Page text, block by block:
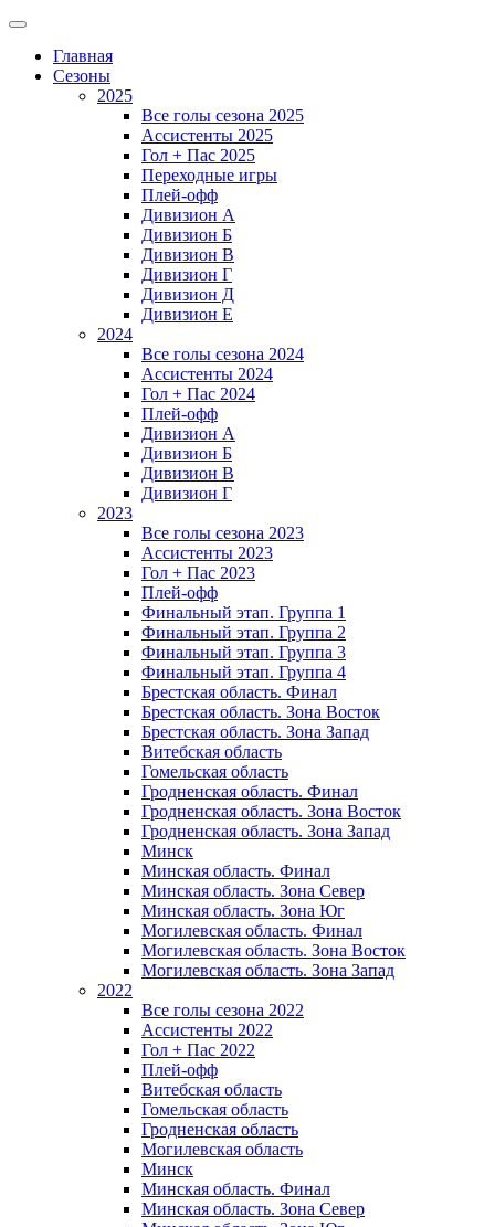
Главная
Сезоны
2025
Все голы сезона 2025
Ассистенты 2025
Гол + Пас 2025
Переходные игры
Плей-офф
Дивизион A
Дивизион Б
Дивизион В
Дивизион Г
Дивизион Д
Дивизион Е
2024
Все голы сезона 2024
Ассистенты 2024
Гол + Пас 2024
Плей-офф
Дивизион A
Дивизион Б
Дивизион В
Дивизион Г
2023
Все голы сезона 2023
Ассистенты 2023
Гол + Пас 2023
Плей-офф
Финальный этап. Группа 1
Финальный этап. Группа 2
Финальный этап. Группа 3
Финальный этап. Группа 4
Брестская область. Финал
Брестская область. Зона Восток
Брестская область. Зона Запад
Витебская область
Гомельская область
Гродненская область. Финал
Гродненская область. Зона Восток
Гродненская область. Зона Запад
Минск
Минская область. Финал
Минская область. Зона Север
Минская область. Зона Юг
Могилевская область. Финал
Могилевская область. Зона Восток
Могилевская область. Зона Запад
2022
Все голы сезона 2022
Ассистенты 2022
Гол + Пас 2022
Плей-офф
Витебская область
Гомельская область
Гродненская область
Могилевская область
Минск
Mинская область. Финал
Минская область. Зона Север